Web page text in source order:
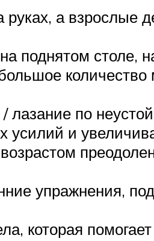
руках, а
поднятом столе,
лазание по
усилий и
упражнения,
которая